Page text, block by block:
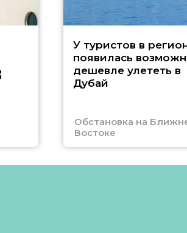
У туристов в
появилась
дешевле улететь в
Дубай
Обстановка на
Востоке